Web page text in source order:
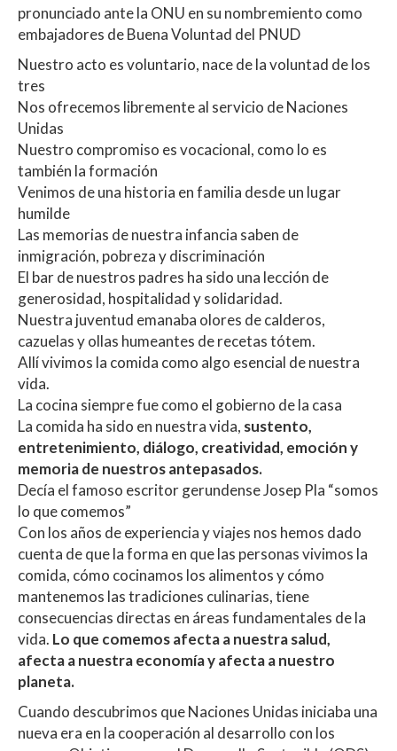
pronunciado ante la ONU en su nombremiento como
embajadores de Buena Voluntad del PNUD
Nuestro acto es voluntario, nace de la voluntad de los
tres
Nos ofrecemos libremente al servicio de Naciones
Unidas
Nuestro compromiso es vocacional, como lo es
también la formación
Venimos de una historia en familia desde un lugar
humilde
Las memorias de nuestra infancia saben de
inmigración, pobreza y discriminación
El bar de nuestros padres ha sido una lección de
generosidad, hospitalidad y solidaridad.
Nuestra juventud emanaba olores de calderos,
cazuelas y ollas humeantes de recetas tótem.
Allí vivimos la comida como algo esencial de nuestra
vida.
La cocina siempre fue como el gobierno de la casa
La comida ha sido en nuestra vida, sustento,
entretenimiento, diálogo, creatividad, emoción y
memoria de nuestros antepasados.
Decía el famoso escritor gerundense Josep Pla “somos
lo que comemos”
Con los años de experiencia y viajes nos hemos dado
cuenta de que la forma en que las personas vivimos la
comida, cómo cocinamos los alimentos y cómo
mantenemos las tradiciones culinarias, tiene
consecuencias directas en áreas fundamentales de la
vida. Lo que comemos afecta a nuestra salud,
afecta a nuestra economía y afecta a nuestro
planeta.
Cuando descubrimos que Naciones Unidas iniciaba una
nueva era en la cooperación al desarrollo con los